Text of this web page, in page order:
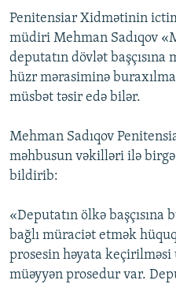
Penitensiar Xidmətinin
müdiri Mehman Sadıqov
deputatın dövlət
hüzr mərasiminə
müsbət təsir edə bilər.
Mehman Sadıqov
məhbusun vəkilləri ilə
bildirib:
«Deputatın ölkə başçısına
bağlı müraciət etmək
prosesin həyata
müəyyən prosedur var.